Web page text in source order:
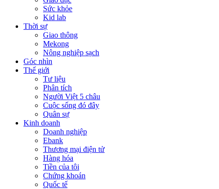
Sức khỏe
Kid lab
Thời sự
Giao thông
Mekong
Nông nghiệp sạch
Góc nhìn
Thế giới
Tư liệu
Phân tích
Người Việt 5 châu
Cuộc sống đó đây
Quân sự
Kinh doanh
Doanh nghiệp
Ebank
Thương mại điện tử
Hàng hóa
Tiền của tôi
Chứng khoán
Quốc tế